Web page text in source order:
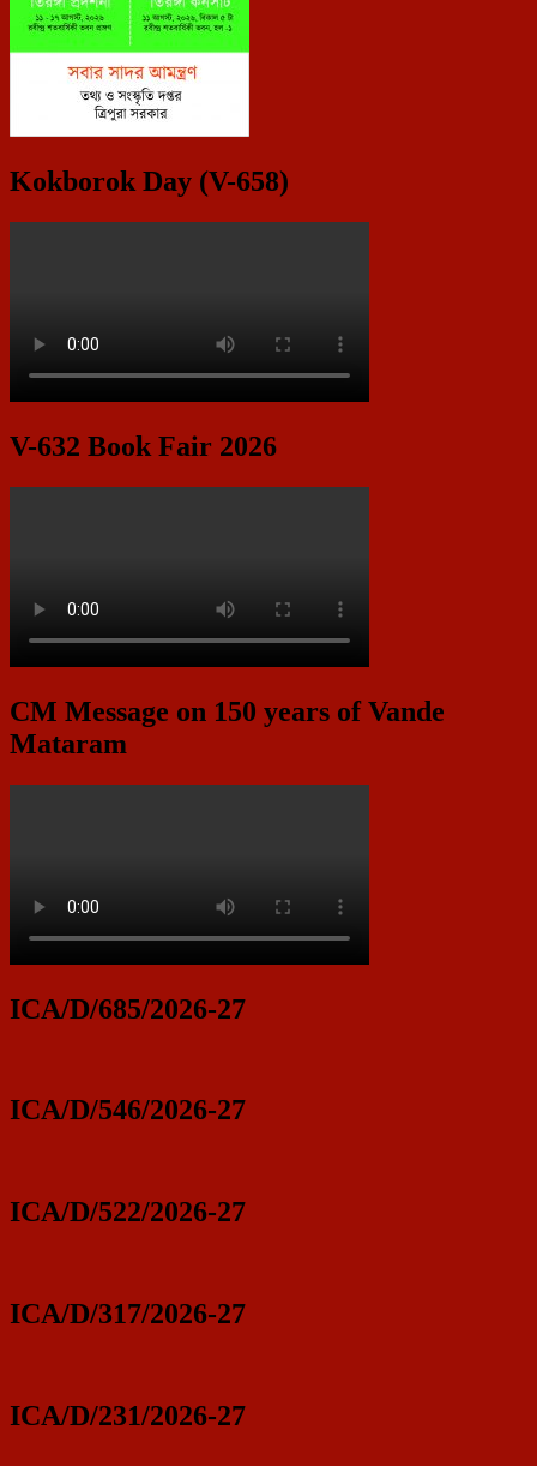
Kokborok Day (V-658)
V-632 Book Fair 2026
CM Message on 150 years of Vande
Mataram
ICA/D/685/2026-27
ICA/D/546/2026-27
ICA/D/522/2026-27
ICA/D/317/2026-27
ICA/D/231/2026-27